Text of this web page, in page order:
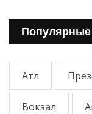
Популярные
Атл
Вокзал